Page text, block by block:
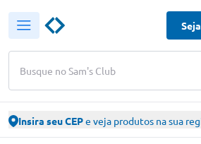
Busque no Sam's Club
Insira seu CEPe veja produtos na sua